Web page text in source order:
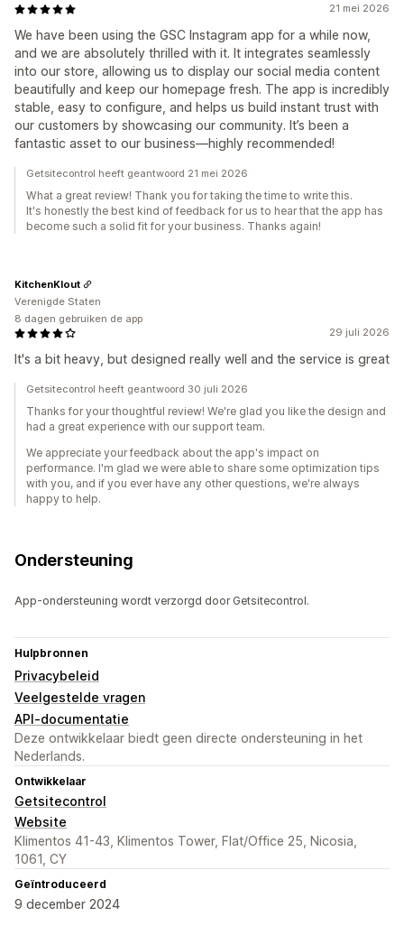
21 mei 2026
We have been using the GSC Instagram app for a while now,
and we are absolutely thrilled with it. It integrates seamlessly
into our store, allowing us to display our social media content
beautifully and keep our homepage fresh. The app is incredibly
stable, easy to configure, and helps us build instant trust with
our customers by showcasing our community. It’s been a
fantastic asset to our business—highly recommended!
Getsitecontrol heeft geantwoord 21 mei 2026
What a great review! Thank you for taking the time to write this.
It's honestly the best kind of feedback for us to hear that the app has
become such a solid fit for your business. Thanks again!
29 juli 2026
It's a bit heavy, but designed really well and the service is great
KitchenKlout
Verenigde Staten
8 dagen gebruiken de app
Getsitecontrol heeft geantwoord 30 juli 2026
Thanks for your thoughtful review! We're glad you like the design and
had a great experience with our support team.
We appreciate your feedback about the app's impact on
performance. I'm glad we were able to share some optimization tips
with you, and if you ever have any other questions, we're always
happy to help.
Ondersteuning
App-ondersteuning wordt verzorgd door Getsitecontrol.
Hulpbronnen
Privacybeleid
Veelgestelde vragen
API-documentatie
Deze ontwikkelaar biedt geen directe ondersteuning in het
Nederlands.
Ontwikkelaar
Getsitecontrol
Website
Klimentos 41-43, Klimentos Tower, Flat/Office 25, Nicosia,
1061, CY
Geïntroduceerd
9 december 2024